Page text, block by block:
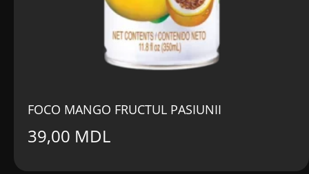
FOCO MANGO FRUCTUL PASIUNII
39,00 MDL